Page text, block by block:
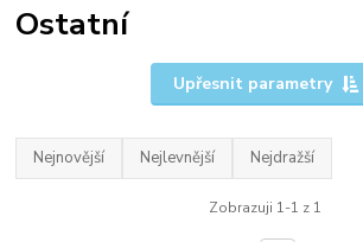
Ostatní
Upřesnit parametry
Nejnovější Nejlevnější Nejdražší
Zobrazuji 1-1 z 1